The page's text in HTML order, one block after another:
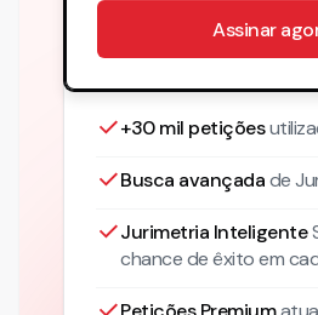
Assinar
+30 mil petições
Busca avançadade
Jurimetria Inteligente
chance de êxito em